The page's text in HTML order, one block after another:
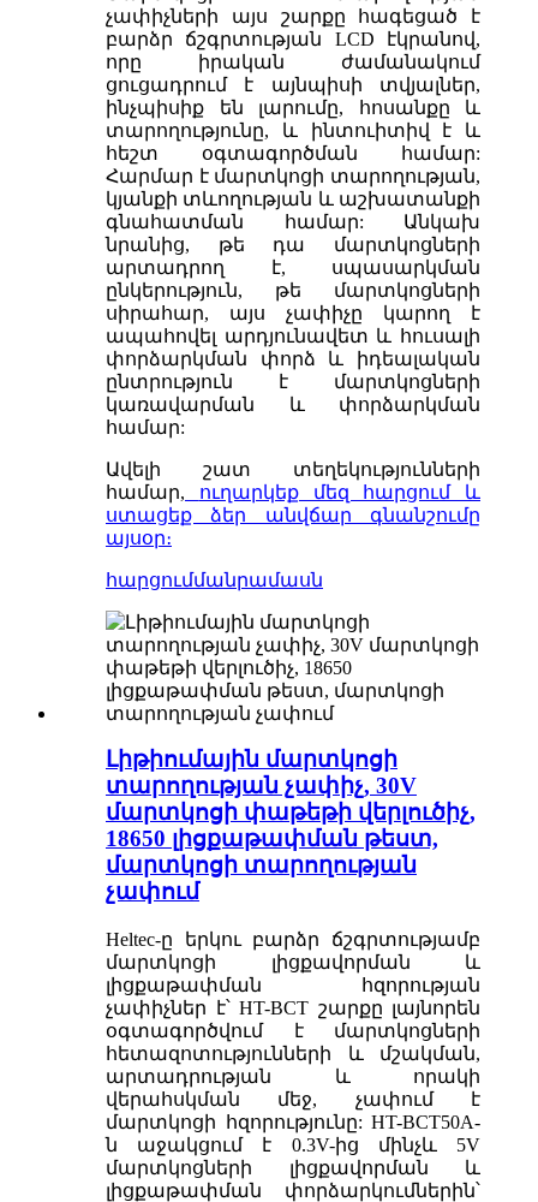
չափիչների այս շարքը հագեցած է
բարձր ճշգրտության LCD էկրանով,
որը իրական ժամանակում
ցուցադրում է այնպիսի տվյալներ,
ինչպիսիք են լարումը, հոսանքը և
տարողությունը, և ինտուիտիվ է և
հեշտ օգտագործման համար:
Հարմար է մարտկոցի տարողության,
կյանքի տևողության և աշխատանքի
գնահատման համար: Անկախ
նրանից, թե դա մարտկոցների
արտադրող է, սպասարկման
ընկերություն, թե մարտկոցների
սիրահար, այս չափիչը կարող է
ապահովել արդյունավետ և հուսալի
փորձարկման փորձ և իդեալական
ընտրություն է մարտկոցների
կառավարման և փորձարկման
համար:
Ավելի շատ տեղեկությունների
համար,
ուղարկեք մեզ հարցում և
ստացեք ձեր անվճար գնանշումը
այսօր։
հարցումմանրամասն
Լիթիումային մարտկոցի
տարողության չափիչ, 30V
մարտկոցի փաթեթի վերլուծիչ,
18650 լիցքաթափման թեստ,
մարտկոցի տարողության
չափում
Heltec-ը երկու բարձր ճշգրտությամբ
մարտկոցի լիցքավորման և
լիցքաթափման հզորության
չափիչներ է՝ HT-BCT շարքը լայնորեն
օգտագործվում է մարտկոցների
հետազոտությունների և մշակման,
արտադրության և որակի
վերահսկման մեջ, չափում է
մարտկոցի հզորությունը: HT-BCT50A-
ն աջակցում է 0.3V-ից մինչև 5V
մարտկոցների լիցքավորման և
լիցքաթափման փորձարկումներին՝